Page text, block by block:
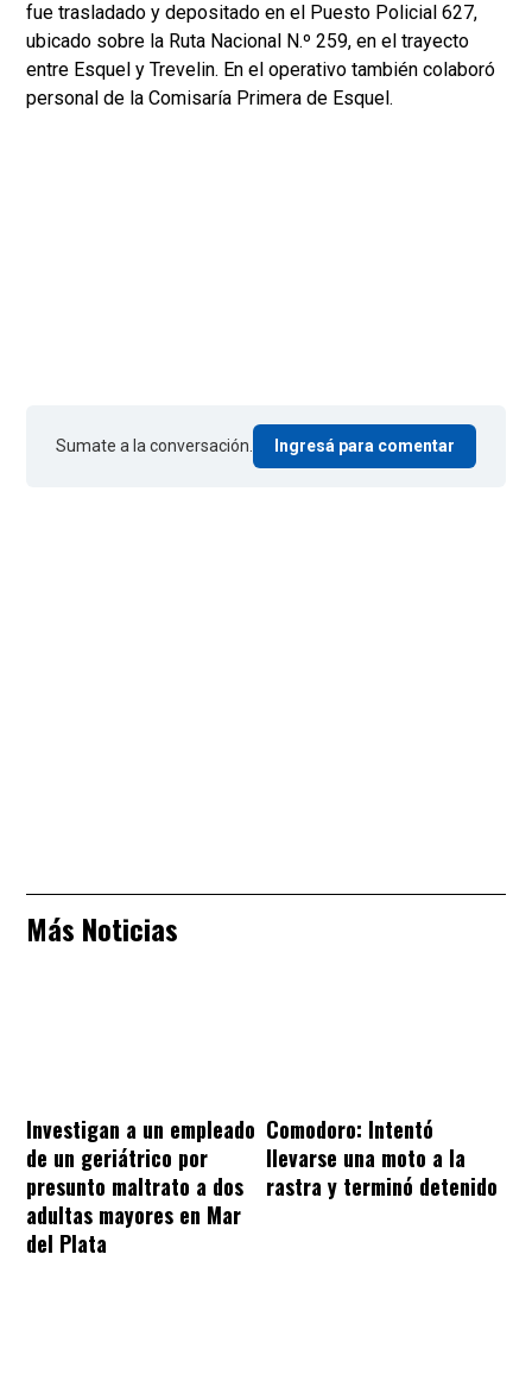
fue trasladado y depositado en el Puesto Policial 627,
ubicado sobre la Ruta Nacional N.º 259, en el trayecto
entre Esquel y Trevelin. En el operativo también colaboró
personal de la Comisaría Primera de Esquel.
Sumate a la conversación. Ingresá para comentar
Más Noticias
Investigan a un empleado
de un geriátrico por
presunto maltrato a dos
adultas mayores en Mar
del Plata
Comodoro: Intentó
llevarse una moto a la
rastra y terminó detenido